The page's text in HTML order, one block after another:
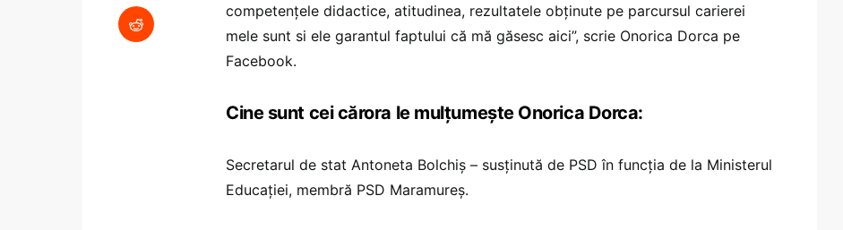
competențele didactice, atitudinea, rezultatele obținute pe parcursul carierei
mele sunt si ele garantul faptului că mă găsesc aici”, scrie Onorica Dorca pe
Facebook.
Cine sunt cei cărora le mulțumește Onorica Dorca:
Secretarul de stat Antoneta Bolchiș – susținută de PSD în funcția de la Ministerul
Educației, membră PSD Maramureș.